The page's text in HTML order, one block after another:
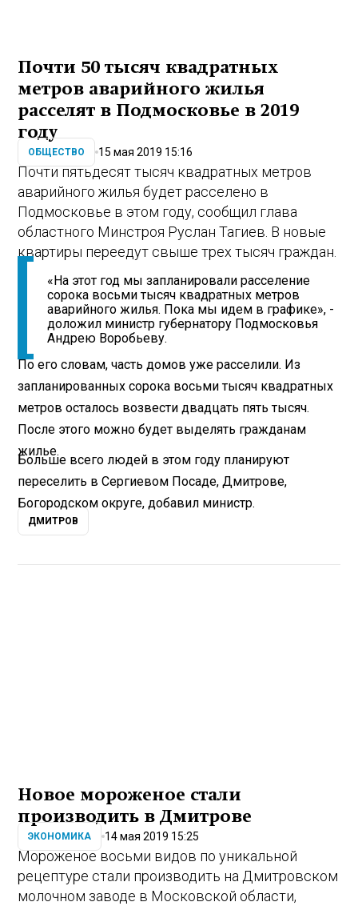
Почти 50 тысяч квадратных
метров аварийного жилья
расселят в Подмосковье в 2019
году
ОБЩЕСТВО 15 мая 2019 15:16
Почти пятьдесят тысяч квадратных метров
аварийного жилья будет расселено в
Подмосковье в этом году, сообщил глава
областного Минстроя Руслан Тагиев. В новые
квартиры переедут свыше трех тысяч граждан.
«На этот год мы запланировали расселение
сорока восьми тысяч квадратных метров
аварийного жилья. Пока мы идем в графике», -
доложил министр губернатору Подмосковья
Андрею Воробьеву.
По его словам, часть домов уже расселили. Из
запланированных сорока восьми тысяч квадратных
метров осталось возвести двадцать пять тысяч.
После этого можно будет выделять гражданам
жилье.
Больше всего людей в этом году планируют
переселить в Сергиевом Посаде, Дмитрове,
Богородском округе, добавил министр.
ДМИТРОВ
Новое мороженое стали
производить в Дмитрове
ЭКОНОМИКА 14 мая 2019 15:25
Мороженое восьми видов по уникальной
рецептуре стали производить на Дмитровском
молочном заводе в Московской области,